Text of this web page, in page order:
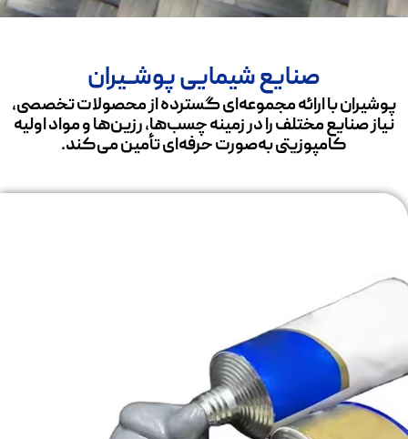
صنایع شیمایی پوشــیران
پوشیران با ارائه مجموعه‌ای گسترده از محصولات تخصصی،
نیاز صنایع مختلف را در زمینه چسب‌ها، رزین‌ها و مواد اولیه
کامپوزیتی به‌صورت حرفه‌ای تأمین می‌کند.